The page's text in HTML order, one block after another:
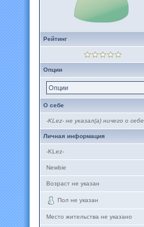
Рейтинг
Опции
Опции
О себе
-KLez- не указал(а) ничего о себе.
Личная информация
-KLez-
Newbie
Возраст не указан
Пол не указан
Место жительства не указано